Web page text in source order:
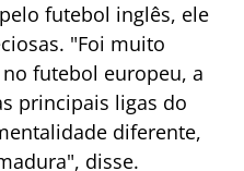
futebol inglês, ele
"Foi muito
futebol europeu, a
principais ligas do
diferente,
disse.